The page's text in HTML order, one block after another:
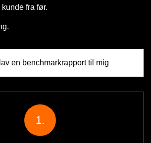
fra før.
en benchmarkrapport til mig
1.